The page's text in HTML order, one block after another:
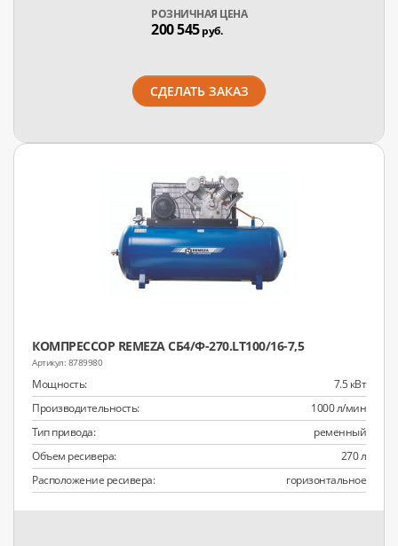
РОЗНИЧНАЯ ЦЕНА
200 545руб.
СДЕЛАТЬ ЗАКАЗ
КОМПРЕССОР REMEZA СБ4/Ф-270.LT100/16-7,5
8789980
Мощность:
7.5 кВт
Производительность:
1000 л/мин
Тип привода:
ременный
Объем ресивера:
270 л
Расположение ресивера:
горизонтальное